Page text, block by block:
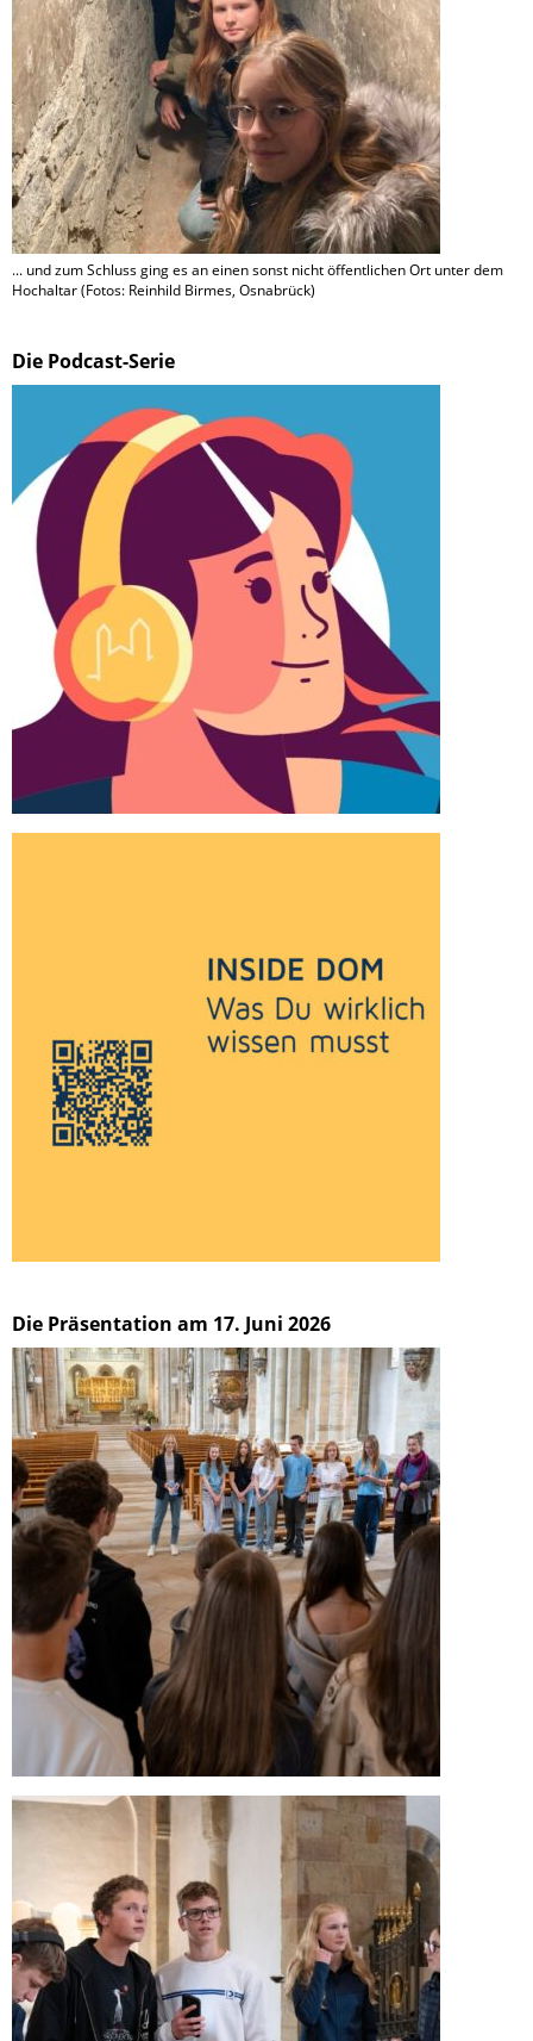
... und zum Schluss ging es an einen sonst nicht öffentlichen Ort unter dem
Hochaltar (Fotos: Reinhild Birmes, Osnabrück)
Die Podcast-Serie
Die Präsentation am 17. Juni 2026